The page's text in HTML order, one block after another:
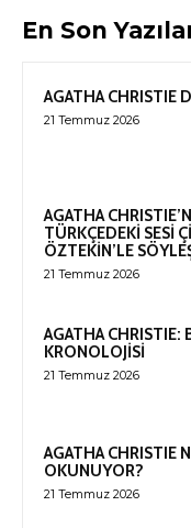
En Son
AGATHA CHRISTIE
21 Temmuz 2026
AGATHA
TÜRKÇEDEKİ SESİ
ÖZTEKİN’LE
21 Temmuz 2026
AGATHA CHRISTIE:
KRONOLOJİSİ
21 Temmuz 2026
AGATHA CHRISTIE
OKUNUYOR?
21 Temmuz 2026